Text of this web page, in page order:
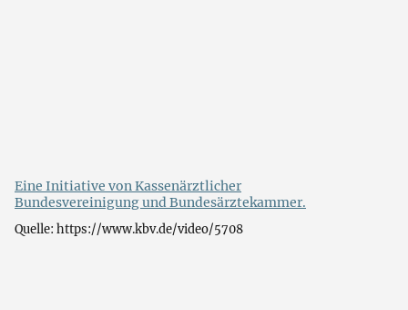
Eine Initiative von Kassenärztlicher
Bundesvereinigung und Bundesärztekammer.
Quelle: https://www.kbv.de/video/5708